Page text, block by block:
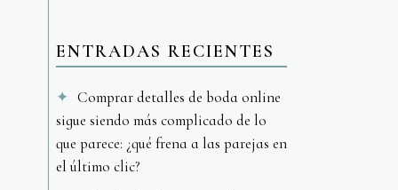
ENTRADAS RECIENTES
Comprar detalles de boda online
sigue siendo más complicado de lo
que parece: ¿qué frena a las parejas en
el último clic?